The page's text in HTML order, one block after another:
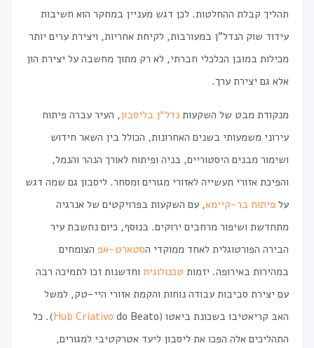
תהליך קבלת ההחלטות. לכן דגש מעניין במחקר הוא חשיבות
עידוד שוק הנדל"ן במעורבות, לקיחת אחריות, ויצירת ערים יותר
מכילות במובן הכלכלי חברתי, לא רק מתוך מחשבה על יצירת הון
אלא גם יצירת ערך.
מנקודת מבט של השקעות נדל״ן בליסבון, העיר עברה פיתוח
עירוני משמעותי בשנים האחרונות, הכולל בין השאר חידוש
ושימור מבנים היסטוריים, בניה ופיתוח לאורך הנהר והנמל,
והפיכת אזורי תעשייה לאזורי מגורים ומסחר. ליסבון גם שמה דגש
על פיתוח בר-קיימא, עם השקעות בפרויקטים של אנרגיה
מתחדשת ושיפור מרחבים ירוקים. בנוסף, כיום נחשבת עיר
הבירה הפורטוגלית לאחד ממוקדי הסטארט-אפ הצומחים
במהירות באירופה. יזמות טכנולוגית וחדשנות זכו לתמיכה רבה
עם יצירת סביבות עבודה נוחות והקמת אזורי היי-טק, למשל
האבּ קריאטיבו בשכונת ביאטו (
Hub Criativodo Beato). כל
התהליכים אלה הפכו את ליסבון ליעד אטרקטיבי למגורים,